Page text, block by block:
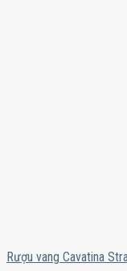
Rượu vang Cavatina